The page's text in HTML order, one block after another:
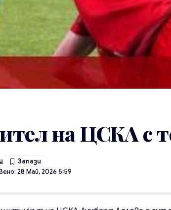
на ЦСКА с
28 Май, 2026 5:59